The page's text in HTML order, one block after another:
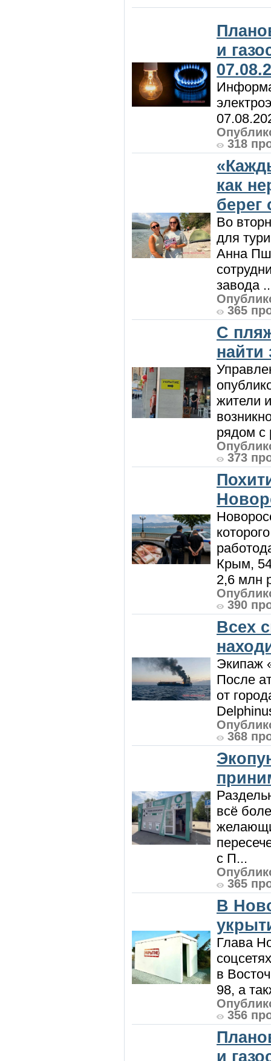
и
318
как
берег
Во
для
Анна
завода
365
С
жители
рядом с
373
Крым,
2,6 млн
390
Всех
Экипаж
После
от
368
всё
с П...
365
В
Глава
в
98, а
356
и